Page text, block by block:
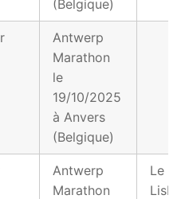
(Belgique)
Antwerp
Marathon
le
19/10/2025
à Anvers
(Belgique)
Antwerp
Marathon
Le 8